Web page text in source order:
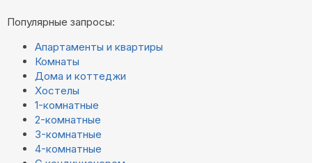
Популярные запросы:
Апартаменты и квартиры
Комнаты
Дома и коттеджи
Хостелы
1-комнатные
2-комнатные
3-комнатные
4-комнатные